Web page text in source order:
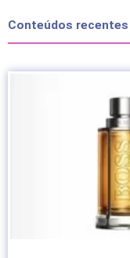
Conteúdos